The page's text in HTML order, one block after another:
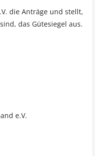
die Anträge und stellt,
das Gütesiegel aus.
e.V.